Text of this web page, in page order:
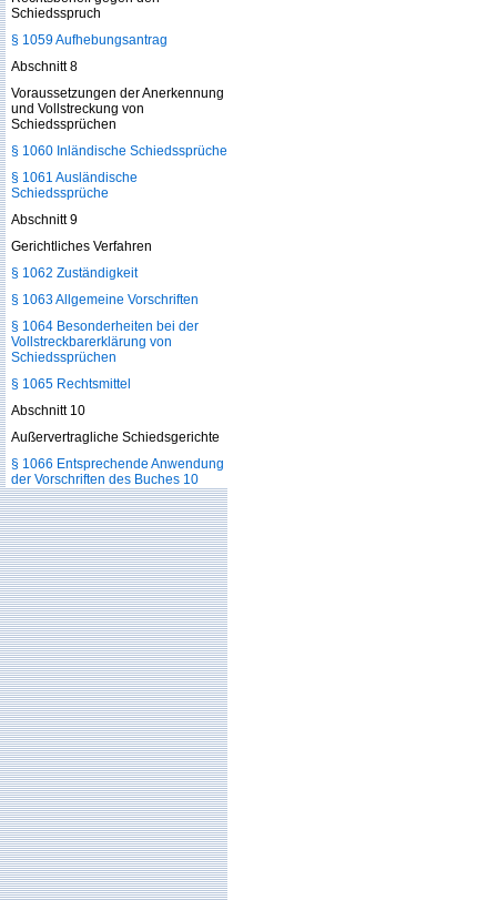
Schiedsspruch
§ 1059 Aufhebungsantrag
Abschnitt 8
Voraussetzungen der Anerkennung
und Vollstreckung von
Schiedssprüchen
§ 1060 Inländische Schiedssprüche
§ 1061 Ausländische
Schiedssprüche
Abschnitt 9
Gerichtliches Verfahren
§ 1062 Zuständigkeit
§ 1063 Allgemeine Vorschriften
§ 1064 Besonderheiten bei der
Vollstreckbarerklärung von
Schiedssprüchen
§ 1065 Rechtsmittel
Abschnitt 10
Außervertragliche Schiedsgerichte
§ 1066 Entsprechende Anwendung
der Vorschriften des Buches 10